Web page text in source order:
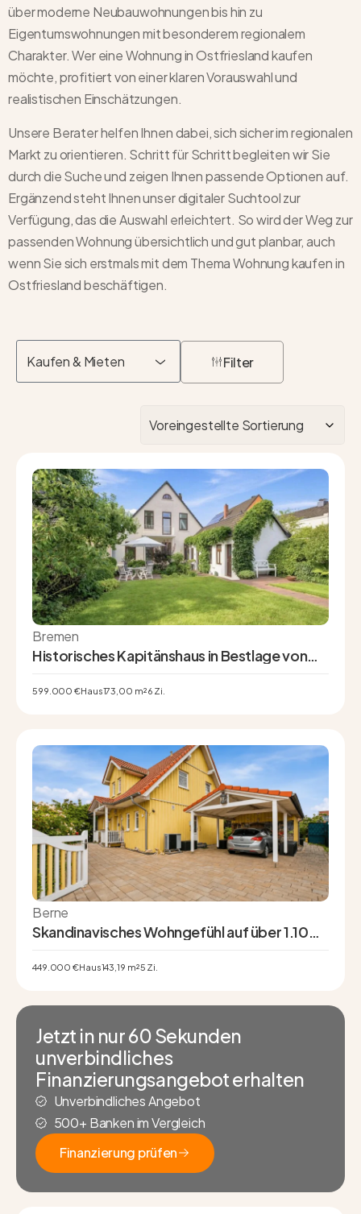
über moderne Neubauwohnungen bis hin zu
Eigentumswohnungen mit besonderem regionalem
Charakter. Wer eineWohnung in Ostfriesland kaufen
möchte, profitiert von einer klaren Vorauswahl und
realistischen Einschätzungen.
Unsere Berater helfen Ihnen dabei, sich sicher im regionalen
Markt zu orientieren. Schritt für Schritt begleiten wir Sie
durch die Suche und zeigen Ihnen passende Optionen auf.
Ergänzend steht Ihnen unser digitaler Suchtool zur
Verfügung, das die Auswahl erleichtert. So wird der Weg zur
passenden Wohnung übersichtlich und gut planbar, auch
wenn Sie sich erstmals mit dem ThemaWohnung kaufen in
Ostfrieslandbeschäftigen.
Kaufen & Mieten Filter
Bremen
Historisches Kapitänshaus in Bestlage von
Wohnkomfort
599.000 €Haus173,00 m²6 Zi.
Berne
Skandinavisches Wohngefühl auf über 1.100
mit Energieklasse A+
449.000 €Haus143,19 m²5 Zi.
Jetzt in nur 60 Sekunden
unverbindliches
Finanzierungsangebot erhalten
Unverbindliches Angebot
500+ Banken im Vergleich
Finanzierung prüfen